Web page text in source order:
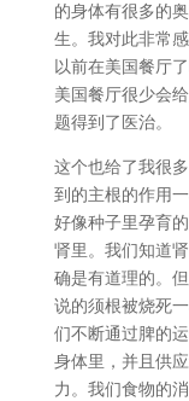
的身体有很多的
生。我对此非常
以前在美国餐厅
美国餐厅很少会
题得到了医治。
这个也给了我很
到的主根的作用
好像种子里孕育
肾里。我们知道
确是有道理的。
说的须根被烧死
们不断通过脾的
身体里，并且供
力。我们食物的